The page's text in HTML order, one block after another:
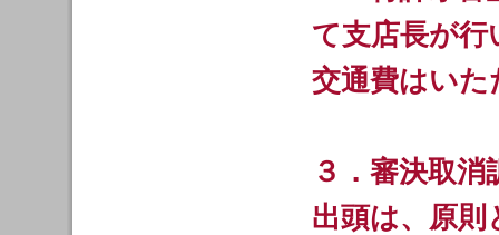
て支店長が
交通費はい
３．審決取
出頭は、原